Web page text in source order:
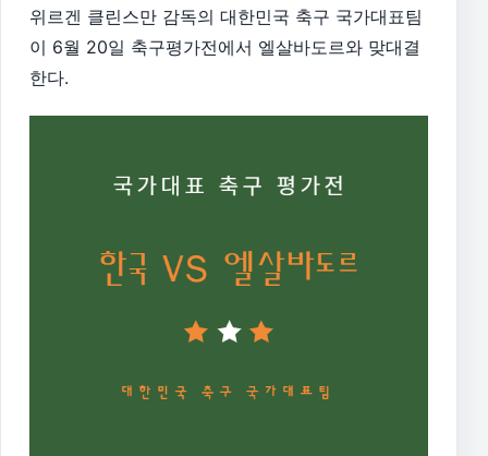
위르겐 클린스만 감독의 대한민국 축구 국가대표팀
이 6월 20일 축구평가전에서 엘살바도르와 맞대결
한다.